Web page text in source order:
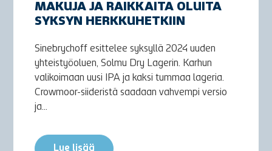
MAKUJA JA RAIKKAITA OLUITA
SYKSYN HERKKUHETKIIN
Sinebrychoff esittelee syksyllä 2024 uuden
yhteistyöoluen, Solmu Dry Lagerin. Karhun
valikoimaan uusi IPA ja kaksi tummaa lageria.
Crowmoor-siideristä saadaan vahvempi versio
ja...
Lue lisää